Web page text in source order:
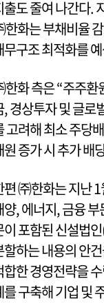
출도 줄여 나간다.
한화는 부채비율
무구조 최적화를
한화 측은 “주주환
, 경상투자 및 글로
고려해 최소 주당
원 증가 시 추가 배
편 ㈜한화는 지난
양, 에너지, 금융
이 포함된 신설법
할하는 내용의 안
합한 경영전략을
를 구축해 기업 및